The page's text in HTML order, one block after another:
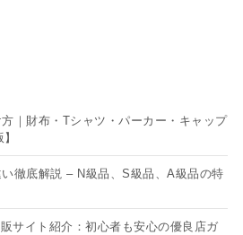
｜財布・Tシャツ・パーカー・キャップ
徹底解説 – N級品、S級品、A級品の特
サイト紹介：初心者も安心の優良店ガ